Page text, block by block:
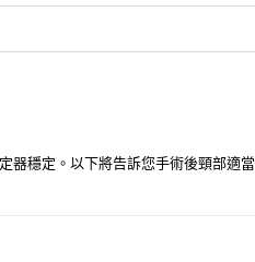
穩定。以下將告訴您手術後頸部適